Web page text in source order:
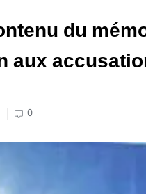
du
aux
0